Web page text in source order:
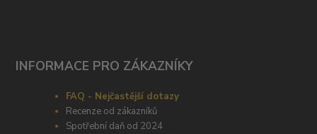
INFORMACE PRO ZÁKAZNÍKY
FAQ - Nejčastější dotazy
Recenze od zákazníků
Spotřební daň od 2024